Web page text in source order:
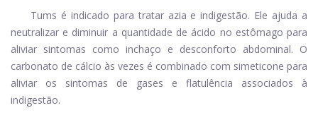
Tums é indicado para tratar azia e indigestão. Ele ajuda a
neutralizar e diminuir a quantidade de ácido no estômago para
aliviar sintomas como inchaço e desconforto abdominal. O
carbonato de cálcio às vezes é combinado com simeticone para
aliviar os sintomas de gases e flatulência associados à
indigestão.